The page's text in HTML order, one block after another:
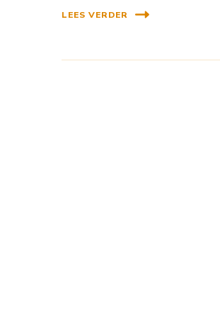
LEES VERDER